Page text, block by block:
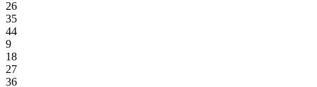
26
35
44
9
18
27
36